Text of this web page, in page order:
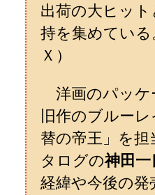
出荷の大ヒッ
持を集めてい
Ｘ）
洋画のパッケ
旧作のブルー
替の帝王」を
タログの神田一
経緯や今後の